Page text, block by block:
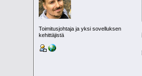
Toimitusjohtaja ja yksi sovelluksen
kehittäjistä